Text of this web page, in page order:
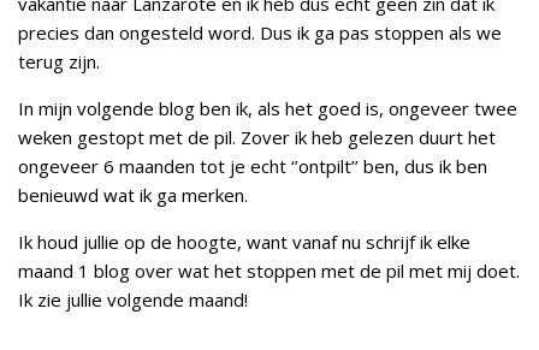
precies dan ongesteld word. Dus ik ga pas stoppen als we
terug zijn.
In mijn volgende blog ben ik, als het goed is, ongeveer twee
weken gestopt met de pil. Zover ik heb gelezen duurt het
ongeveer 6 maanden tot je echt ‘’ontpilt’’ ben, dus ik ben
benieuwd wat ik ga merken.
Ik houd jullie op de hoogte, want vanaf nu schrijf ik elke
maand 1 blog over wat het stoppen met de pil met mij doet.
Ik zie jullie volgende maand!